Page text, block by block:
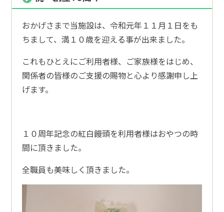
おかげさまで当施設は、令和元年１１月１日をも
ちまして、満１０歳を迎える事が出来ました。
これもひとえにご利用者様、ご家族様をはじめ、
関係者の皆様のご支援の賜物と心より感謝申し上
げます。
１０周年記念の紅白饅頭を利用者様はおやつの時
間に頂きました。
全職員も美味しく頂きました。